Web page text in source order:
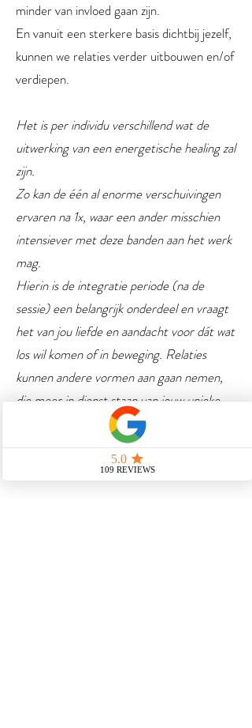
minder van invloed gaan zijn.
En vanuit een sterkere basis dichtbij jezelf,
kunnen we relaties verder uitbouwen en/of
verdiepen.
Het is per individu verschillend wat de
uitwerking van een energetische healing zal
zijn.
Zo kan de één al enorme verschuivingen
ervaren na 1x, waar een ander misschien
intensiever met deze banden aan het werk
mag.
Hierin is de integratie periode (na de
sessie) een belangrijk onderdeel en vraagt
het van jou liefde en aandacht voor dát wat
los wil komen of in beweging. Relaties
kunnen andere vormen aan gaan nemen,
die meer in dienst staan van jouw unieke
Zielsmissie (blueprint).
Een oefening/healing als deze is meerdere
malen in te zetten.